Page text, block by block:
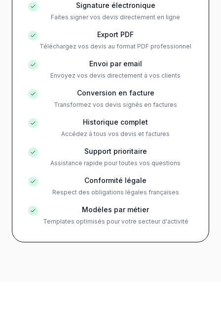
Signature électronique
Faites signer vos devis directement en ligne
Export PDF
Téléchargez vos devis au format PDF professionnel
Envoi par email
Envoyez vos devis directement à vos clients
Conversion en facture
Transformez vos devis signés en factures
Historique complet
Accédez à tous vos devis et factures
Support prioritaire
Assistance rapide pour toutes vos questions
Conformité légale
Respect des obligations légales françaises
Modèles par métier
Templates optimisés pour votre secteur d'activité